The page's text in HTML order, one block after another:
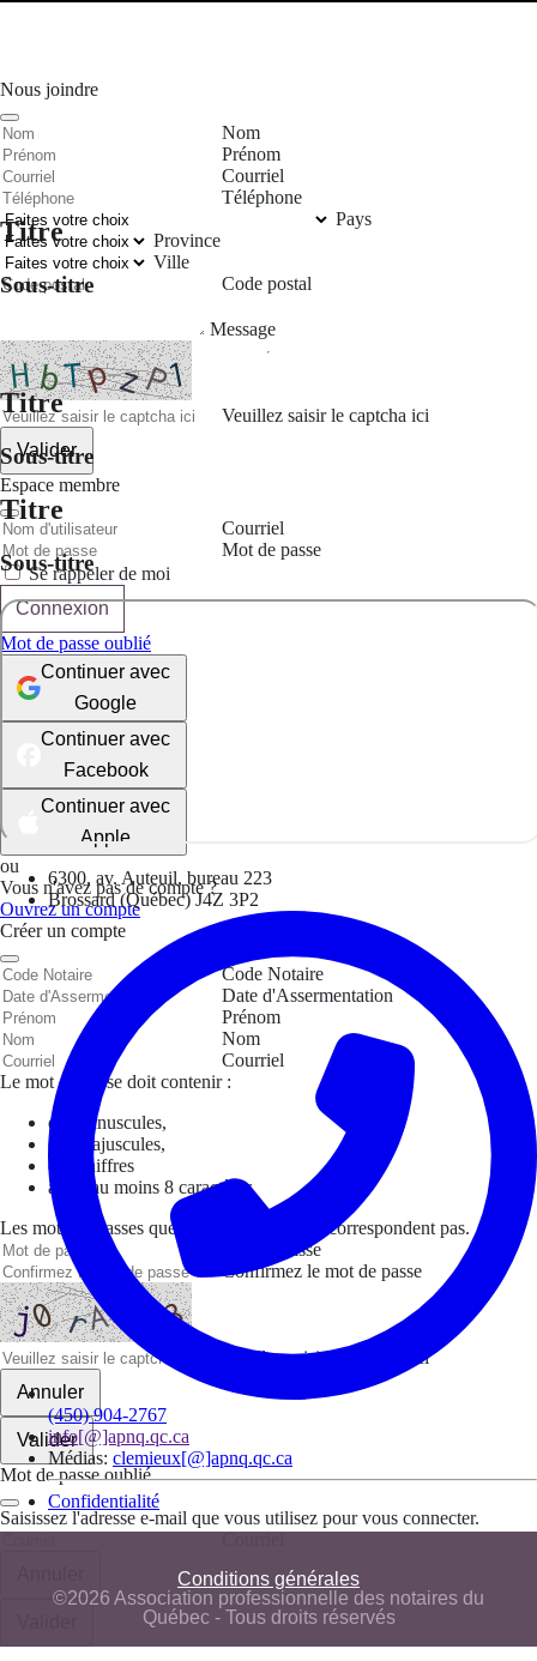
Titre
Sous-titre
Titre
Sous-titre
Titre
Sous-titre
6300, av. Auteuil, bureau 223
Brossard (Québec) J4Z 3P2
(450) 904-2767
info[@]apnq.qc.ca
Médias: clemieux[@]apnq.qc.ca
Confidentialité
Conditions générales
©2026 Association professionnelle des notaires du
Québec - Tous droits réservés
Nous joindre
Nom
Prénom
Courriel
Téléphone
Pays
Province
Ville
Code postal
Message
Veuillez saisir le captcha ici
Valider
Espace membre
Courriel
Mot de passe
Se rappeler de moi
Connexion
Mot de passe oublié
Continuer avec
Google
Continuer avec
Facebook
Continuer avec
Apple
ou
Vous n'avez pas de compte ?
Ouvrez un compte
Créer un compte
Code Notaire
Date d'Assermentation
Prénom
Nom
Courriel
Le mot de passe doit contenir :
des minuscules,
des majuscules,
des chiffres
avoir au moins 8 caractères
Les mots de passes que vous avez saisis ne correspondent pas.
Mot de passe
Confirmez le mot de passe
Veuillez saisir le captcha ici
Annuler
Valider
Mot de passe oublié
Saisissez l'adresse e-mail que vous utilisez pour vous connecter.